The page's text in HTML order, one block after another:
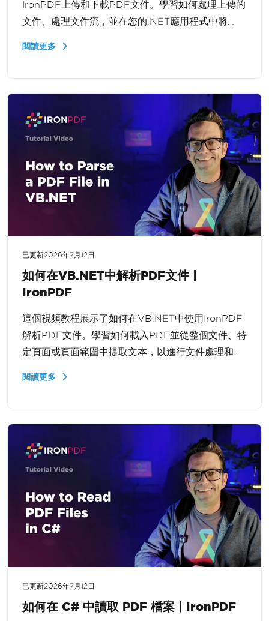
IronPDF上傳和下載PDF文件。學習如何處理上傳的
文件、處理文件流，並在您的.NET應用程式中將
閱讀更多
已更新2026年7月12日
如何在VB.NET中解析PDF文件 |
IronPDF
這個視頻教程展示了如何在VB.NET中使用IronPDF
解析PDF文件。學習如何載入PDF並從整個文件、特
定頁面或頁面範圍中提取文本，以進行文件處理和數
閱讀更多
已更新2026年7月12日
如何在 C# 中讀取 PDF 檔案 | IronPDF